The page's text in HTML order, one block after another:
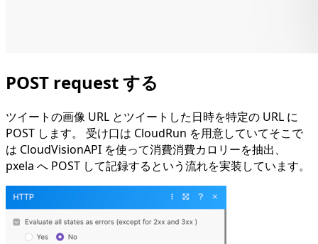
POST request する
ツイートの画像 URL とツイートした日時を特定の URL に
POST します。 受け口は CloudRun を用意していてそこで
は CloudVisionAPI を使って消費消費カロリーを抽出、
pxela へ POST して記録するという流れを実装しています。